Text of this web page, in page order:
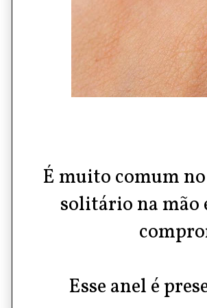
É muito comum
solitário na mão
Esse anel é